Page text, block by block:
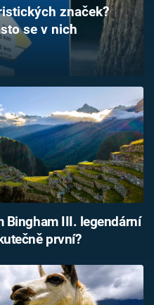
značek?
se v nich
Bingham III. legendární
první?